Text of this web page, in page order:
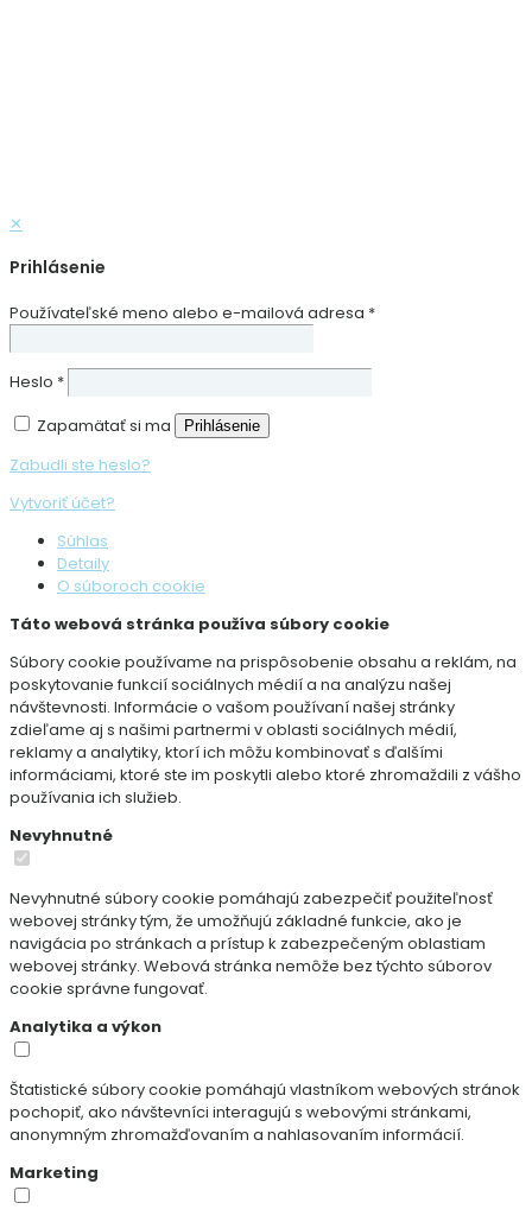
✕
Prihlásenie
Používateľské meno alebo e-mailová adresa *
Heslo *
Zapamätať si ma
Prihlásenie
Zabudli ste heslo?
Vytvoriť účet?
Súhlas
Detaily
O súboroch cookie
Táto webová stránka používa súbory cookie
Súbory cookie používame na prispôsobenie obsahu a reklám, na
poskytovanie funkcií sociálnych médií a na analýzu našej
návštevnosti. Informácie o vašom používaní našej stránky
zdieľame aj s našimi partnermi v oblasti sociálnych médií,
reklamy a analytiky, ktorí ich môžu kombinovať s ďalšími
informáciami, ktoré ste im poskytli alebo ktoré zhromaždili z vášho
používania ich služieb.
Nevyhnutné
Nevyhnutné súbory cookie pomáhajú zabezpečiť použiteľnosť
webovej stránky tým, že umožňujú základné funkcie, ako je
navigácia po stránkach a prístup k zabezpečeným oblastiam
webovej stránky. Webová stránka nemôže bez týchto súborov
cookie správne fungovať.
Analytika a výkon
Štatistické súbory cookie pomáhajú vlastníkom webových stránok
pochopiť, ako návštevníci interagujú s webovými stránkami,
anonymným zhromažďovaním a nahlasovaním informácií.
Marketing